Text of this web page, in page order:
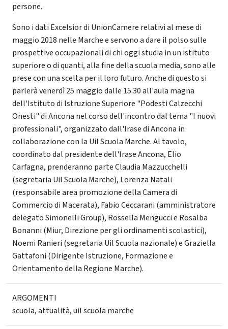
persone.
Sono i dati Excelsior di UnionCamere relativi al mese di
maggio 2018 nelle Marche e servono a dare il polso sulle
prospettive occupazionali di chi oggi studia in un istituto
superiore o di quanti, alla fine della scuola media, sono alle
prese con una scelta per il loro futuro. Anche di questo si
parlerà venerdì 25 maggio dalle 15.30 all'aula magna
dell'Istituto di Istruzione Superiore "Podesti Calzecchi
Onesti" di Ancona nel corso dell'incontro dal tema "I nuovi
professionali", organizzato dall'Irase di Ancona in
collaborazione con la Uil Scuola Marche. Al tavolo,
coordinato dal presidente dell'Irase Ancona, Elio
Carfagna, prenderanno parte Claudia Mazzucchelli
(segretaria Uil Scuola Marche), Lorenza Natali
(responsabile area promozione della Camera di
Commercio di Macerata), Fabio Ceccarani (amministratore
delegato Simonelli Group), Rossella Mengucci e Rosalba
Bonanni (Miur, Direzione per gli ordinamenti scolastici),
Noemi Ranieri (segretaria Uil Scuola nazionale) e Graziella
Gattafoni (Dirigente Istruzione, Formazione e
Orientamento della Regione Marche).
ARGOMENTI
scuola,attualità,uil scuola marche